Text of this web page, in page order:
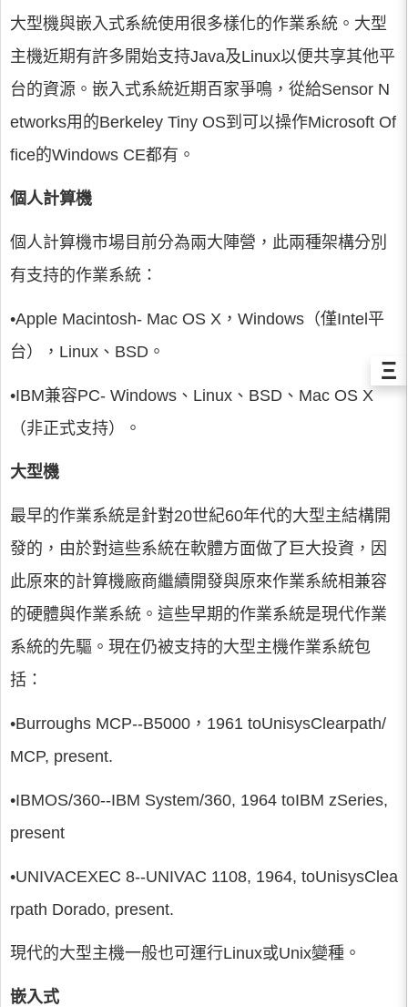
大型機與嵌入式系統使用很多樣化的作業系統。大型
主機近期有許多開始支持Java及Linux以便共享其他平
台的資源。嵌入式系統近期百家爭鳴，從給Sensor N
etworks用的Berkeley Tiny OS到可以操作Microsoft Of
fice的Windows CE都有。
個人計算機
個人計算機市場目前分為兩大陣營，此兩種架構分別
有支持的作業系統：
•Apple Macintosh- Mac OS X，Windows（僅Intel平
台），Linux、BSD。
•IBM兼容PC- Windows、Linux、BSD、Mac OS X
（非正式支持）。
大型機
最早的作業系統是針對20世紀60年代的大型主結構開
發的，由於對這些系統在軟體方面做了巨大投資，因
此原來的計算機廠商繼續開發與原來作業系統相兼容
的硬體與作業系統。這些早期的作業系統是現代作業
系統的先驅。現在仍被支持的大型主機作業系統包
括：
•Burroughs MCP--B5000，1961 toUnisysClearpath/
MCP, present.
•IBMOS/360--IBM System/360, 1964 toIBM zSeries,
present
•UNIVACEXEC 8--UNIVAC 1108, 1964, toUnisysClea
rpath Dorado, present.
現代的大型主機一般也可運行Linux或Unix變種。
嵌入式
Ξ